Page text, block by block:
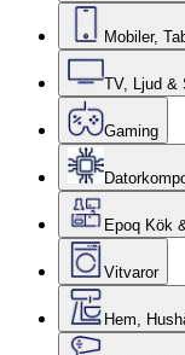
Mobiler,
TV, Ljud &
Gaming
Epoq Kök
Vitvaror
Hem,